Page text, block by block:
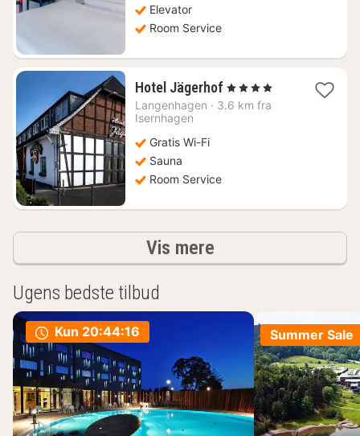
Elevator
Room Service
Hotel Jägerhof 1
nat
, 4 Stjerner
Langenhagen · 3.6 km fra
Isernhagen
Gratis Wi-Fi
Sauna
Room Service
Vis mereresultater
Ugens bedste tilbud
Kun 20:44:15 Summer Sale